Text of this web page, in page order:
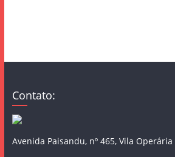
Contato:
Avenida Paisandu, nº 465, Vila